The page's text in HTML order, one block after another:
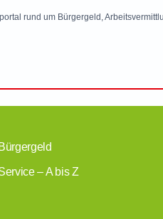
rund um Bürgergeld,
Bürgergeld
– A bis Z